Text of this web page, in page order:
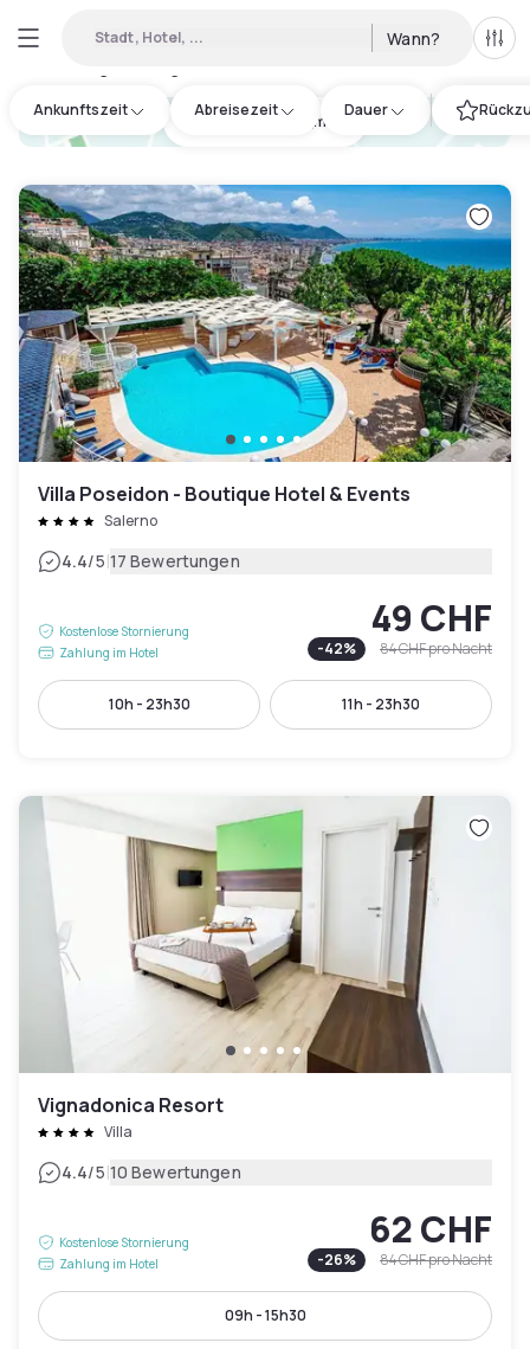
Stadt, Hotel, ... Wann? Alle
Ankunftszeit Abreisezeit Dauer
hotel.cta.view_map
Villa Poseidon - Boutique Hotel & Events
Salerno
4.4/5|17 Bewertungen
Kostenlose Stornierung
Zahlung im Hotel
49 CHF
-42% 84 CHFpro Nacht
10h - 23h30 11h - 23h30
Vignadonica Resort
Villa
4.4/5|10 Bewertungen
Kostenlose Stornierung
Zahlung im Hotel
62 CHF
-26% 84 CHFpro Nacht
09h - 15h30